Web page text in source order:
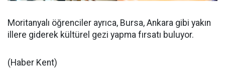
Moritanyalı öğrenciler ayrıca, Bursa, Ankara gibi yakın
illere giderek kültürel gezi yapma fırsatı buluyor.
(Haber Kent)